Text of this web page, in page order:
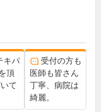
キパ
頂
て
受付の方も
医師も皆さん
丁寧、病院は
綺麗。